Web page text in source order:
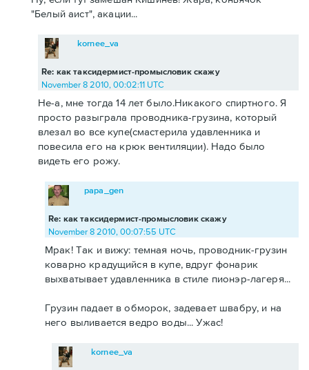
"Белый аист", акации...
Re: как таксидермист-промысловик скажу
kornee_va
November 8 2010, 00:02:11 UTC
Не-а, мне тогда 14 лет было.Никакого спиртного. Я
просто разыграла проводника-грузина, который
влезал во все купе(смастерила удавленника и
повесила его на крюк вентиляции). Надо было
видеть его рожу.
Re: как таксидермист-промысловик скажу
papa_gen
November 8 2010, 00:07:55 UTC
Мрак! Так и вижу: темная ночь, проводник-грузин
коварно крадущийся в купе, вдруг фонарик
выхватывает удавленника в стиле пионэр-лагеря...
Грузин падает в обморок, задевает швабру, и на
него выливается ведро воды... Ужас!
kornee_va